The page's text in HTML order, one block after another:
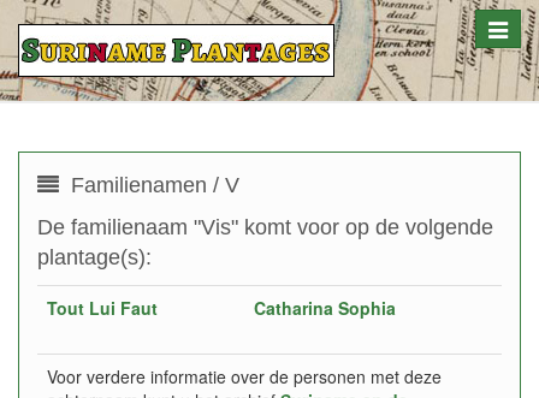
Toggle
Familienamen / V
De familienaam "Vis" komt voor op de volgende
plantage(s):
Tout Lui Faut Catharina Sophia
Voor verdere informatie over de personen met deze